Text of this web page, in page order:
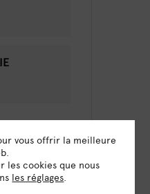
vous offrir la meilleure
les cookies que nous
les réglages.